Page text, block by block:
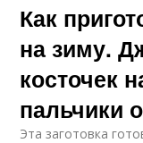
Как
на зиму.
косточек
пальчики
Эта заготовка